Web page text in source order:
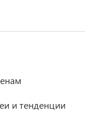
и тенденции